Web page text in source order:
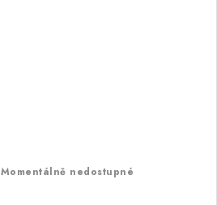
Momentálně nedostupné